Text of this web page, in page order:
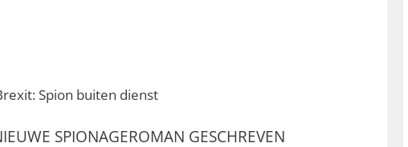
Spion buiten dienst
SPIONAGEROMAN GESCHREVEN